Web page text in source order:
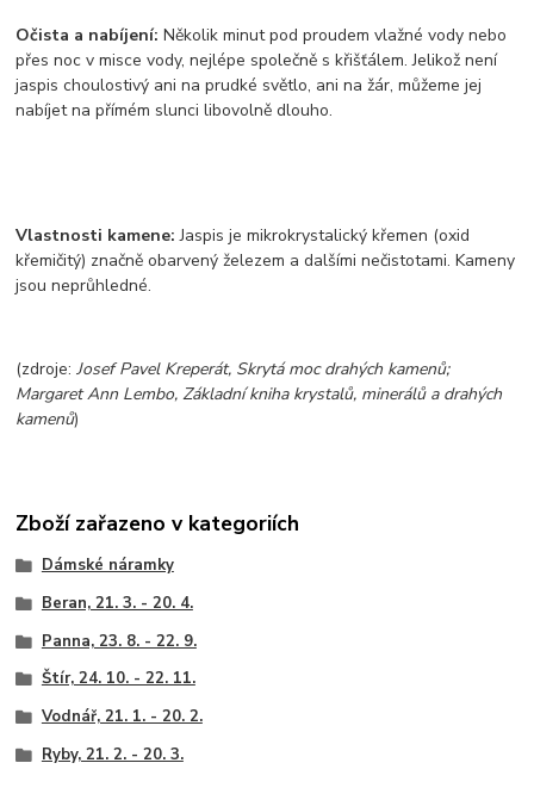
Očista a nabíjení: Několik minut pod proudem vlažné vody nebo
přes noc v misce vody, nejlépe společně s křišťálem. Jelikož není
jaspis choulostivý ani na prudké světlo, ani na žár, můžeme jej
nabíjet na přímém slunci libovolně dlouho.
Vlastnosti kamene:Jaspis je mikrokrystalický křemen (oxid
křemičitý) značně obarvený železem a dalšími nečistotami. Kameny
jsou neprůhledné.
(zdroje:Josef Pavel Kreperát, Skrytá moc drahých kamenů;
Margaret Ann Lembo, Základní kniha krystalů, minerálů a drahých
kamenů)
Zboží zařazeno v kategoriích
Dámské náramky
Beran, 21. 3. - 20. 4.
Panna, 23. 8. - 22. 9.
Štír, 24. 10. - 22. 11.
Vodnář, 21. 1. - 20. 2.
Ryby, 21. 2. - 20. 3.